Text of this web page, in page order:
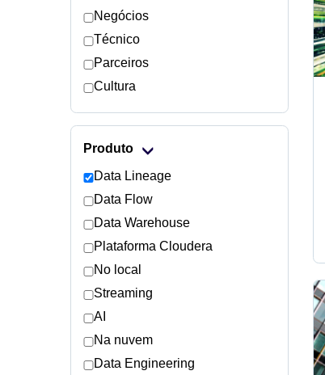
Negócios
Técnico
Parceiros
Cultura
Produto
Data Lineage
Data Flow
Data Warehouse
Plataforma Cloudera
No local
Streaming
AI
Na nuvem
Data Engineering